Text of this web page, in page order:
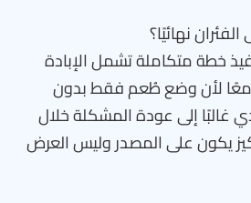
نهائيًا؟
خطة متكاملة تشمل الإبادة
معًا لأن وضع طُعم فقط بدون
غالبًا إلى عودة المشكلة خلال
يكون على المصدر وليس العرض